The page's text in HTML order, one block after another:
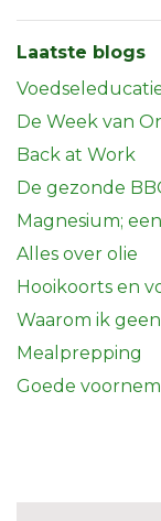
Laatste blogs
De Week van
Back at Work
De gezonde
Magnesium;
Alles over olie
Hooikoorts en
Waarom ik
Mealprepping
Goede